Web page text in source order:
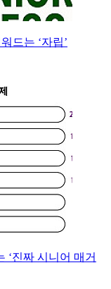
드는 ‘자립’
‘진짜 시니어 매거